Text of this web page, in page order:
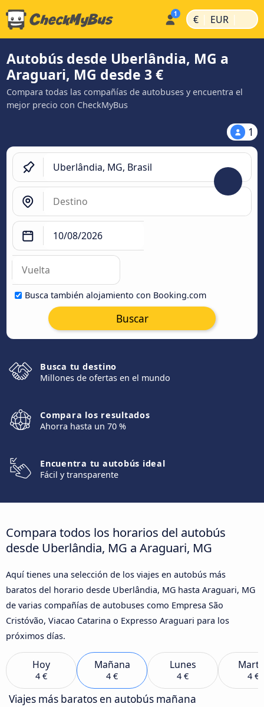
€ | EUR |
Autobús desde Uberlândia, MG a
Araguari, MG desde 3 €
Compara todas las compañías de autobuses y encuentra el
mejor precio con CheckMyBus
1
Busca también alojamiento con Booking.com
Buscar
Busca tu destino
Millones de ofertas en el mundo
Compara los resultados
Ahorra hasta un 70 %
Encuentra tu autobús ideal
Fácil y transparente
Compara todos los horarios del autobús
desde Uberlândia, MG a Araguari, MG
Aquí tienes una selección de los viajes en autobús más
baratos del horario desde Uberlândia, MG hasta Araguari, MG
de varias compañías de autobuses como Empresa São
Cristóvão, Viacao Catarina o Expresso Araguari para los
próximos días.
Hoy
4 €
Mañana
4 €
Lunes
4 € 4 €
Viajes más baratos en autobús mañana